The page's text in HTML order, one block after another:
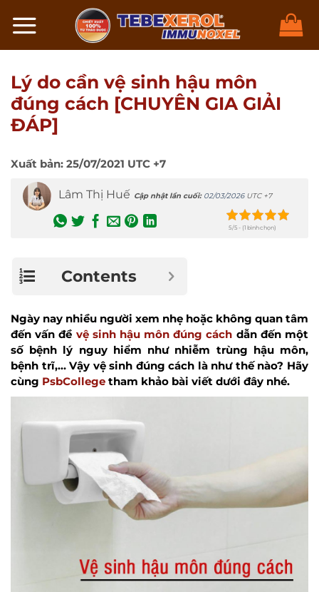
đến
Lý do cần vệ sinh hậu môn
đúng cách [CHUYÊN GIA GIẢI
ĐÁP]
Xuất bản: 25/07/2021 UTC +7
Lâm Thị Huế Cập nhật lần cuối: 02/03/2026UTC +7
5/5 - (1 bình chọn)
Contents
Ngày nay nhiều người xem nhẹ hoặc không quan tâm
đến vấn đề vệ sinh hậu môn đúng cách dẫn đến một
số bệnh lý nguy hiểm như nhiễm trùng hậu môn,
bệnh trĩ,… Vậy vệ sinh đúng cách là như thế nào? Hãy
cùng PsbCollege tham khảo bài viết dưới đây nhé.